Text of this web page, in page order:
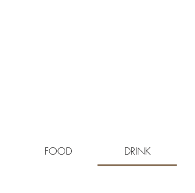
FOOD DRINK